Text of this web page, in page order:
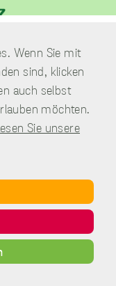
0
uns!
- All rights reserved.
Wenn Sie mit
sind, klicken
auch selbst
möchten.
Sie unsere
wir Ihnen
sichere
können.
nicht
um
Sie für
Zwecke